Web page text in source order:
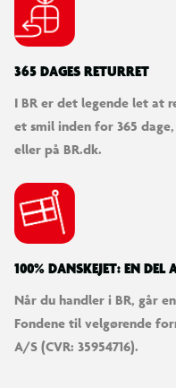
365 DAGES RETURRET
I BR er det legende let at
et smil inden for 365
eller på BR.dk.
100% DANSKEJET: EN DEL
Når du handler i BR, går
Fondene til velgørende
A/S (CVR: 35954716).